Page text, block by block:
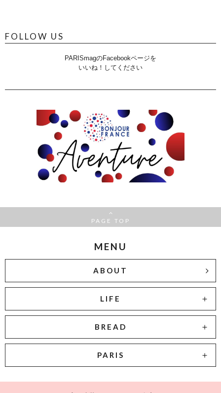
FOLLOW US
PARISmagのFacebookページを
いいね！してください
PAGE TOP
MENU
ABOUT
LIFE
BREAD
PARIS